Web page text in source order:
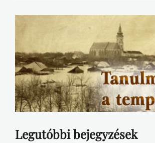
Legutóbbi bejegyzések